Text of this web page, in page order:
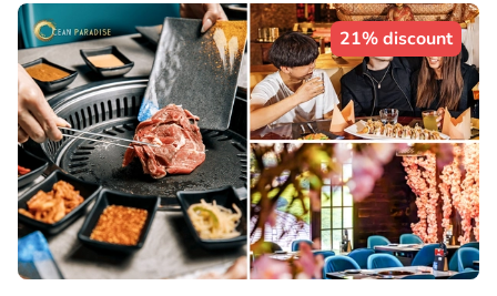
21% discount